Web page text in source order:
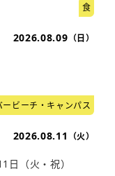
食
2026.08.09 （日）
ービーチ・キャンパス
2026.08.11 （火）
（火・祝）